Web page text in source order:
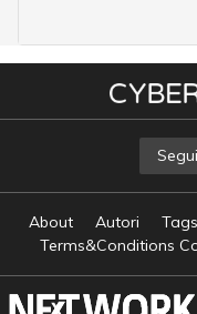
About Autori Tags
Terms&Conditions